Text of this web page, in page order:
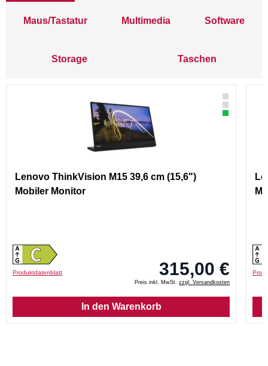
Maus/Tastatur Multimedia Software
Storage Taschen
Lenovo ThinkVision M15 39,6 cm (15,6")
Mobiler Monitor
Produktdatenblatt 315,00 €
Preis inkl. MwSt.zzgl. Versandkosten
In den Warenkorb